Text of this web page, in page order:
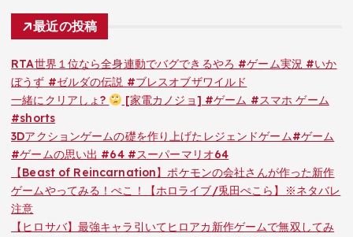
最近の投稿
RTA世界１位なら全身連動でバグできるやろ #ゲーム実況 #いか
ぼうず #ゼルダの伝説 #ブレスオブザワイルド
一緒にクリアしょ?
[家電カノジョ] #ゲーム #スマホ ゲーム
#shorts
3Dアクションゲームの礎を作り上げたレジェンドゲーム#ゲーム
#ゲームの思い出 #64 #スーパーマリオ64
【Beast of Reincarnation】ポケモンの会社さんが作った新作
ゲームやってみる！ぺこ！【ホロライブ/兎田ぺこら】※ネタバレ
注意
【ヒロサバ】最強キャラ引いてヒロアカ新作ゲームで無双してみ